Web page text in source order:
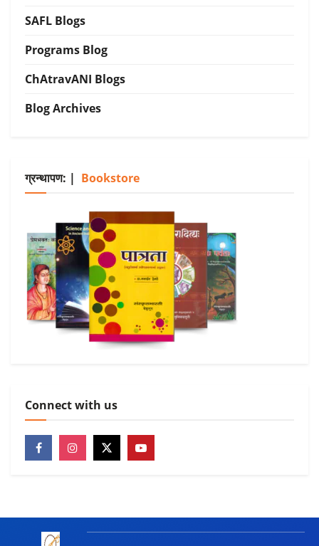
SAFL Blogs
Programs Blog
ChAtravANI Blogs
Blog Archives
ग्रन्थापण: | Bookstore
Connect with us